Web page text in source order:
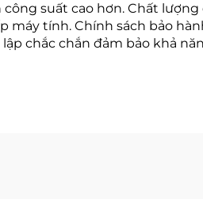
suất cao hơn. Chất
máy tính. Chính sách bảo
chắc chắn đảm bảo khả